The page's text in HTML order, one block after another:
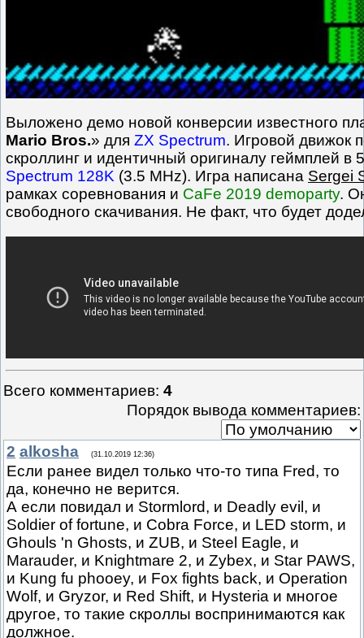
Выложено демо новой конверсии известного
Mario Bros.» для ZX Spectrum. Игровой движок
скроллинг и идентичный оригиналу геймплей в
Spectrum 128K (3.5 MHz). Игра написана Sergei
рамках соревнования и CaFe 2019 demoparty.
свободного скачивания. Не факт, что будет
Всего комментариев: 4
Порядок вывода комментариев:
2 alkosha (31.10.2019 12:36)
Если ранее видел только что-то типа Fred, то
да, конечно не верится.
А если повидал и Stormlord, и Deadly evil, и
Soldier of fortune, и Cobra Force, и LED storm, и
Ghouls 'n Ghosts, и ZUB, и Steel Eagle, и
Marauder, и Knightmare 2, и Zybex, и Star PAWS,
и Kung fu phooey, и Fox fights back, и Operation
Wolf, и Gryzor, и Red Shift, и Hysteria и многое
другое, то такие скроллы воспринимаются как
должное.